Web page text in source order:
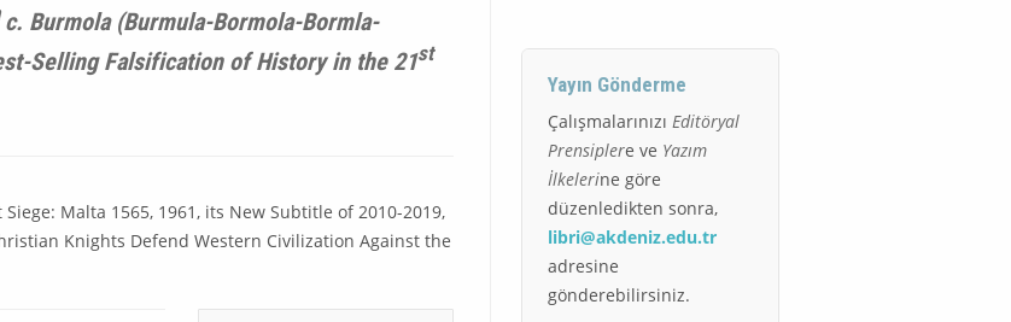
c. Burmola (Burmula-Bormola-Bormla-
Selling Falsification of History in the 21st
Siege: Malta 1565, 1961, its New Subtitle of 2010-2019,
Knights Defend Western Civilization Against the
Yayın Gönderme
Çalışmalarınızı Editöryal
Prensiplere ve Yazım
İlkelerine göre
düzenledikten sonra,
libri@akdeniz.edu.tr
adresine
gönderebilirsiniz.